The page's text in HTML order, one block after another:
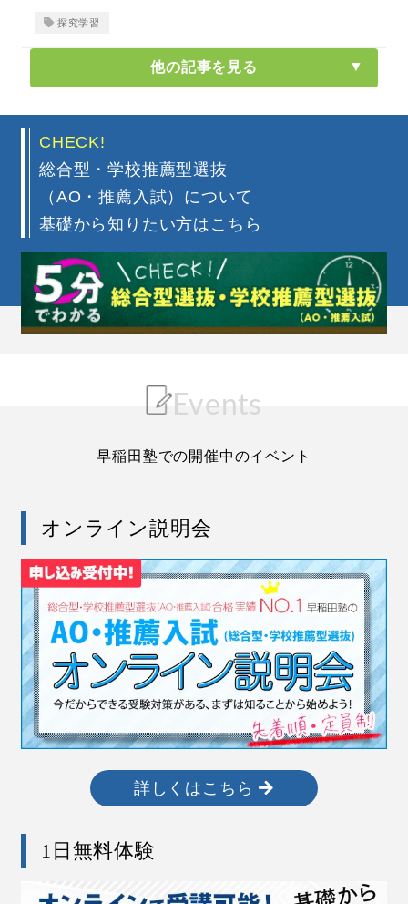
探究学習
他の記事を見る
CHECK!
総合型・学校推薦型選抜
（AO・推薦入試）について
基礎から知りたい方はこちら
Events
早稲田塾での開催中のイベント
オンライン説明会
詳しくはこちら
1日無料体験